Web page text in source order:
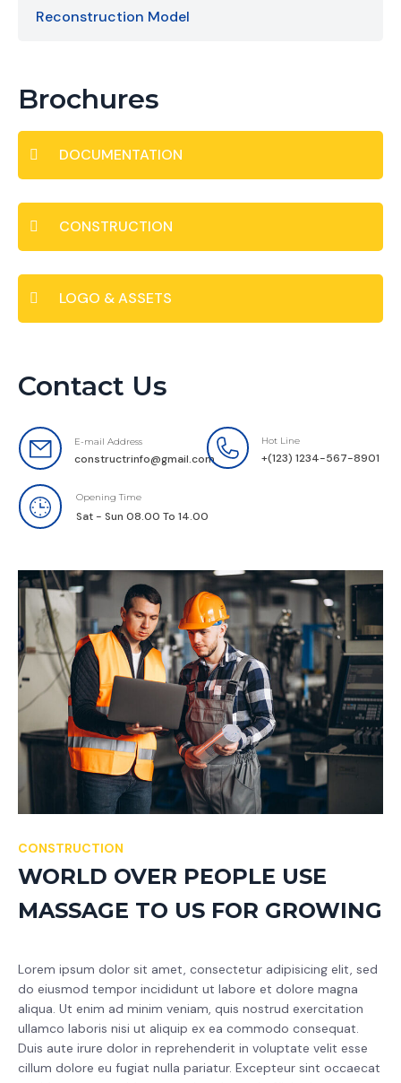
Reconstruction Model
Brochures
DOCUMENTATION
CONSTRUCTION
LOGO & ASSETS
Contact Us
constructrinfo@gmail.com
E-mail Address
+(123) 1234-567-8901
Hot Line
Sat - Sun 08.00 To 14.00
Opening Time
CONSTRUCTION
WORLD OVER PEOPLE USE
MASSAGE TO US FOR GROWING
Lorem ipsum dolor sit amet, consectetur adipisicing elit, sed
do eiusmod tempor incididunt ut labore et dolore magna
aliqua. Ut enim ad minim veniam, quis nostrud exercitation
ullamco laboris nisi ut aliquip ex ea commodo consequat.
Duis aute irure dolor in reprehenderit in voluptate velit esse
cillum dolore eu fugiat nulla pariatur. Excepteur sint occaecat